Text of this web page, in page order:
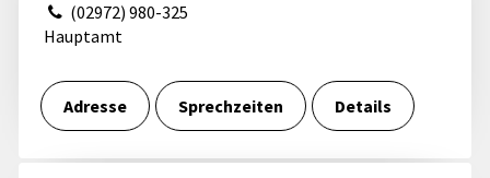
(02972) 980-325
Hauptamt
Adresse Sprechzeiten Details